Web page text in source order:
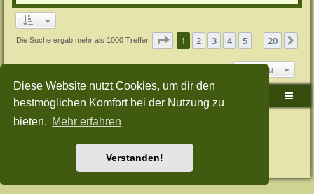
Diese Website nutzt Cookies, um dir den
bestmöglichen Komfort bei der Nutzung zu
bieten. Mehr erfahren
Verstanden!
Die Suche ergab mehr als 1000 Treffer Seite 1von 20
1 2 3 4 5 20
Gehe zu
Sudden-Strike-Maps.de Hauptseite Foren-Übersicht
Powered byphpBB® Forum Software © phpBB Limited
Style: Green-Style-Split by Joyce&LunaphpBB-Style-Design
Nutzungsbedingungen